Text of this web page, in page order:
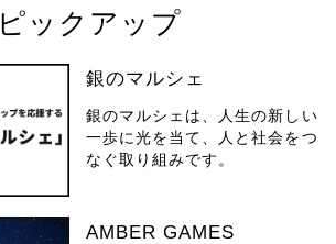
ピックアップ
銀のマルシェ
銀のマルシェは、人生の新しい
一歩に光を当て、人と社会をつ
なぐ取り組みです。
AMBER GAMES